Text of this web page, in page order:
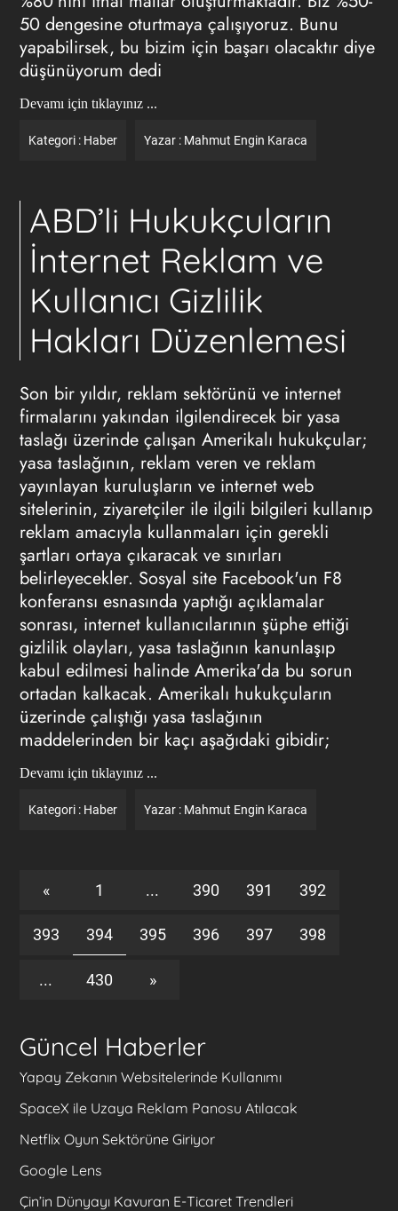
50 dengesine oturtmaya çalışıyoruz. Bunu
yapabilirsek, bu bizim için başarı olacaktır diye
düşünüyorum dedi
Devamı için tıklayınız ...
Kategori : Haber Yazar : Mahmut Engin Karaca
ABD’li Hukukçuların
İnternet Reklam ve
Kullanıcı Gizlilik
Hakları Düzenlemesi
Son bir yıldır, reklam sektörünü ve internet
firmalarını yakından ilgilendirecek bir yasa
taslağı üzerinde çalışan Amerikalı hukukçular;
yasa taslağının, reklam veren ve reklam
yayınlayan kuruluşların ve internet web
sitelerinin, ziyaretçiler ile ilgili bilgileri kullanıp
reklam amacıyla kullanmaları için gerekli
şartları ortaya çıkaracak ve sınırları
belirleyecekler. Sosyal site Facebook'un F8
konferansı esnasında yaptığı açıklamalar
sonrası, internet kullanıcılarının şüphe ettiği
gizlilik olayları, yasa taslağının kanunlaşıp
kabul edilmesi halinde Amerika'da bu sorun
ortadan kalkacak. Amerikalı hukukçuların
üzerinde çalıştığı yasa taslağının
maddelerinden bir kaçı aşağıdaki gibidir;
Devamı için tıklayınız ...
Kategori : Haber Yazar : Mahmut Engin Karaca
« 1 ... 390 391 392
393 394 395 396 397 398
... 430 »
Güncel Haberler
Yapay Zekanın Websitelerinde Kullanımı
SpaceX ile Uzaya Reklam Panosu Atılacak
Netflix Oyun Sektörüne Giriyor
Google Lens
Çin’in Dünyayı Kavuran E-Ticaret Trendleri